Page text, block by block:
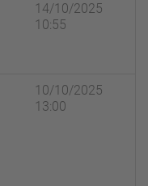
14/10/2025
10:55
10/10/2025
13:00